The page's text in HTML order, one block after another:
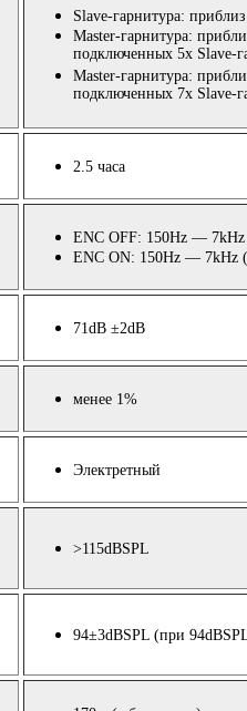
Slave-гарнитура:
Master-гарнитура:
подключенных 5х Slave-
Master-гарнитура:
подключенных 7х Slave-
2.5 часа
ENC OFF: 150Hz — 7kHz
ENC ON: 150Hz — 7kHz (
71dB ±2dB
менее 1%
Электретный
>115dBSPL
94±3dBSPL (при